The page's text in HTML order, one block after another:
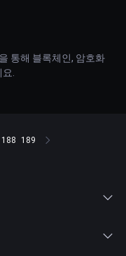
통해 블록체인, 암호화
.
188 189